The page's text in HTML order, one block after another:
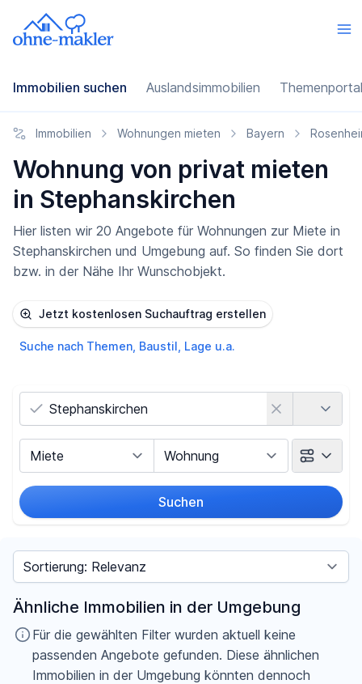
Immobilien suchen Auslandsimmobilien
Immobilien Wohnungen mieten Bayern
Wohnung von privat mieten
in Stephanskirchen
Hier listen wir 20 Angebote für Wohnungen zur Miete in
Stephanskirchen und Umgebung auf. So finden Sie dort
bzw. in der Nähe Ihr Wunschobjekt.
Jetzt kostenlosen Suchauftrag erstellen
Suche nach Themen, Baustil, Lage u.a.
Suchen
Preis
Sortieren nach
Ähnliche Immobilien in der Umgebung
Für die gewählten Filter wurden aktuell keine
passenden Angebote gefunden. Diese ähnlichen
Immobilien in der Umgebung könnten dennoch